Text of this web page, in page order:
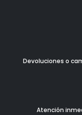
Devoluciones o
Atención